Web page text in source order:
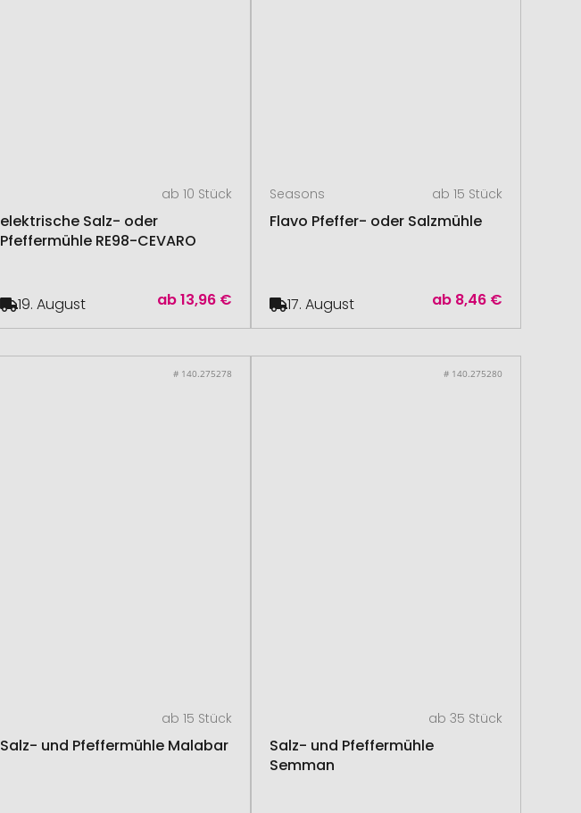
ab 10 Stück
elektrische Salz- oder
Pfeffermühle RE98-CEVARO
ab13,96 €
19. August
Seasons ab 15 Stück
Flavo Pfeffer- oder Salzmühle
ab 8,46 €
17. August
# 140.275278
ab 15 Stück
Salz- und Pfeffermühle Malabar
# 140.275280
ab 35 Stück
Salz- und Pfeffermühle
Semman